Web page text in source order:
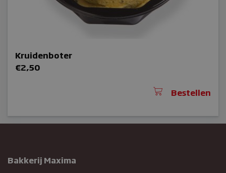
Kruidenboter
€2,50
Bestellen
Bakkerij Maxima
sbjs_udata
woocommerce_items_in_cart